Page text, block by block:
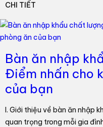
CHI TIẾT
Bàn ăn nhập
Điểm nhấn cho
của bạn
I. Giới thiệu về bàn ăn nhập
quan trọng trong mỗi gia